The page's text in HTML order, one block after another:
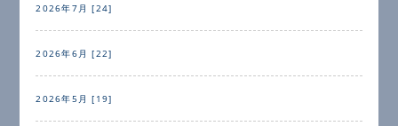
2026年7月 [24]
2026年6月 [22]
2026年5月 [19]